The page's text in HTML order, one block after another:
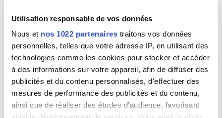
Utilisation responsable de vos données
Nous et nos 1022 partenaires traitons vos données
personnelles, telles que votre adresse IP, en utilisant des
technologies comme les cookies pour stocker et accéder
à des informations sur votre appareil, afin de diffuser des
publicités et du contenu personnalisés, d'effectuer des
mesures de performance des publicités et du contenu,
ainsi que de réaliser des études d’audience, favorisant
10.00€
TT0339
Sac à main pochette bandoulière
pour téléphone Totem
10.00€